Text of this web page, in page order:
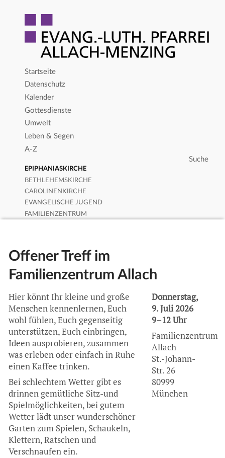
Startseite
Datenschutz
Kalender
Gottesdienste
Umwelt
Leben & Segen
A-Z
EPIPHANIASKIRCHE
BETHLEHEMSKIRCHE
CAROLINENKIRCHE
EVANGELISCHE JUGEND
FAMILIENZENTRUM
Offener Treff im
Familienzentrum Allach
Hier könnt Ihr kleine und große
Menschen kennenlernen, Euch
wohl fühlen, Euch gegenseitig
unterstützen, Euch einbringen,
Ideen ausprobieren, zusammen
was erleben oder einfach in Ruhe
einen Kaffee trinken.
Bei schlechtem Wetter gibt es
drinnen gemütliche Sitz-und
Spielmöglichkeiten, bei gutem
Wetter lädt unser wunderschöner
Garten zum Spielen, Schaukeln,
Klettern, Ratschen und
Verschnaufen ein.
Donnerstag,
9. Juli 2026
9–12 Uhr
Familienzentrum
Allach
St.-Johann-
Str. 26
80999
München